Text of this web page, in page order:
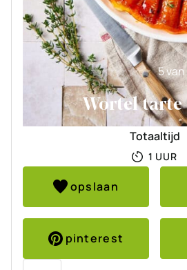
5van
Wortel
Totaaltijd
1 UUR
UUR
opslaan
pinterest